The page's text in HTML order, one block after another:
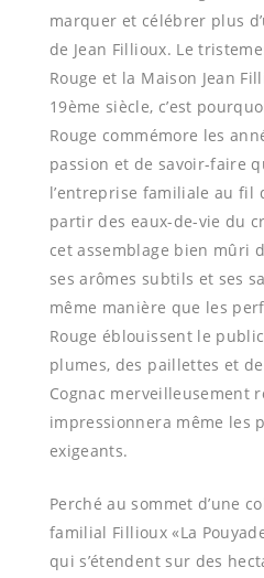
marquer et célébrer plus
de Jean Fillioux. Le
Rouge et la Maison Jean
19ème siècle, c’est
Rouge commémore les
passion et de savoir-faire
l’entreprise familiale au fil
partir des eaux-de-vie du
cet assemblage bien mûri
ses arômes subtils et ses
même manière que les
Rouge éblouissent le
plumes, des paillettes et
Cognac merveilleusement
impressionnera même les
exigeants.
Perché au sommet d’une
familial Fillioux «La
qui s’étendent sur des